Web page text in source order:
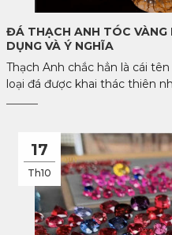
ĐÁ THẠCH ANH TÓC VÀNG
DỤNG VÀ Ý NGHĨA
Thạch Anh chắc hẳn là cái
loại đá được khai thác thiên
17
Th10